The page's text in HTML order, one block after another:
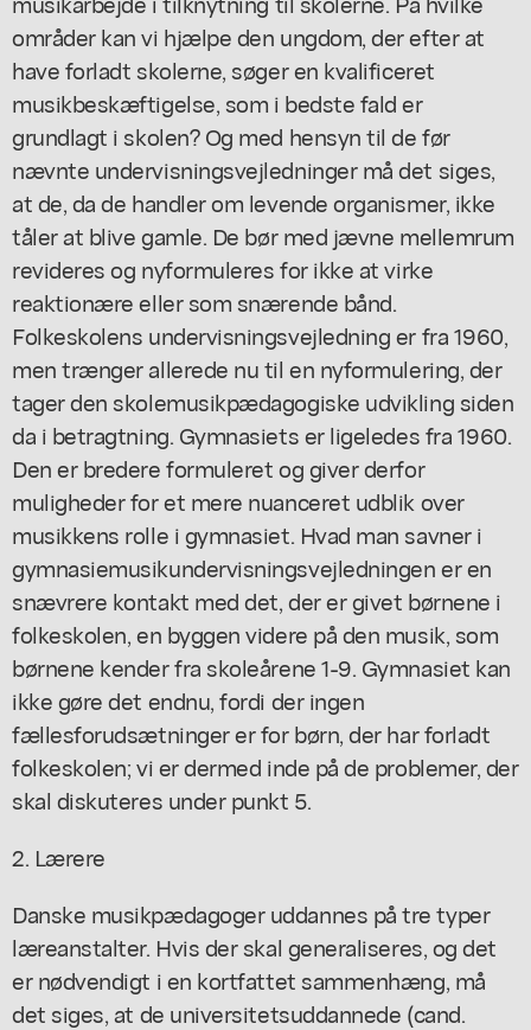
områder kan vi hjælpe den ungdom, der efter at
have forladt skolerne, søger en kvalificeret
musikbeskæftigelse, som i bedste fald er
grundlagt i skolen? Og med hensyn til de før
nævnte undervisningsvejledninger må det siges,
at de, da de handler om levende organismer, ikke
tåler at blive gamle. De bør med jævne mellemrum
revideres og nyformuleres for ikke at virke
reaktionære eller som snærende bånd.
Folkeskolens undervisningsvejledning er fra 1960,
men trænger allerede nu til en nyformulering, der
tager den skolemusikpædagogiske udvikling siden
da i betragtning. Gymnasiets er ligeledes fra 1960.
Den er bredere formuleret og giver derfor
muligheder for et mere nuanceret udblik over
musikkens rolle i gymnasiet. Hvad man savner i
gymnasiemusikundervisningsvejledningen er en
snævrere kontakt med det, der er givet børnene i
folkeskolen, en byggen videre på den musik, som
børnene kender fra skoleårene 1-9. Gymnasiet kan
ikke gøre det endnu, fordi der ingen
fællesforudsætninger er for børn, der har forladt
folkeskolen; vi er dermed inde på de problemer, der
skal diskuteres under punkt 5.
2. Lærere
Danske musikpædagoger uddannes på tre typer
læreanstalter. Hvis der skal generaliseres, og det
er nødvendigt i en kortfattet sammenhæng, må
det siges, at de universitetsuddannede (cand.